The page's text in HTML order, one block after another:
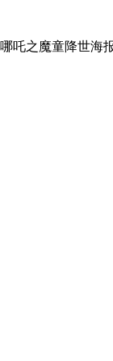
哪吒之魔童降世海